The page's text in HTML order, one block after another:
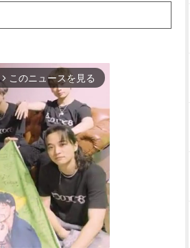
arrow_forward_ios このニュースを見る